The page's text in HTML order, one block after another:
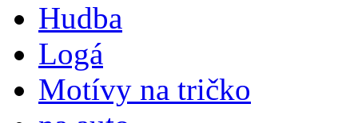
Hudba
Logá
Motívy na tričko